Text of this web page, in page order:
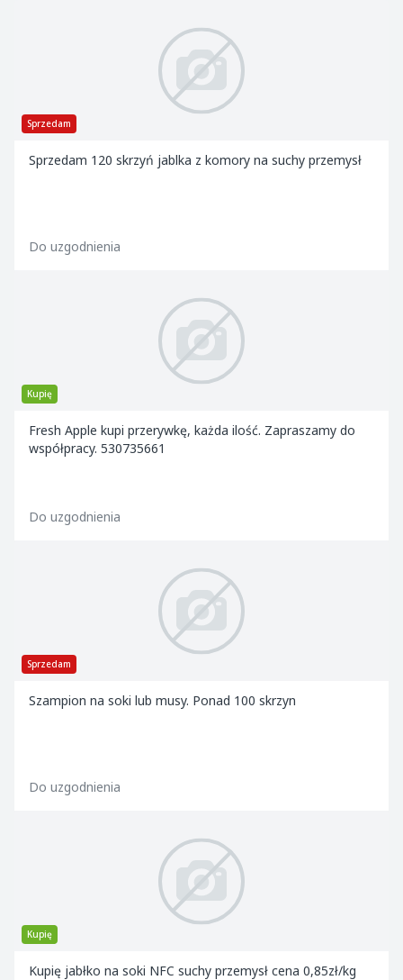
Sprzedam
Sprzedam 120 skrzyń jablka z komory na suchy przemysł
Do uzgodnienia
Kupię
Fresh Apple kupi przerywkę, każda ilość. Zapraszamy do
współpracy. 530735661
Do uzgodnienia
Sprzedam
Szampion na soki lub musy. Ponad 100 skrzyn
Do uzgodnienia
Kupię
Kupię jabłko na soki NFC suchy przemysł cena 0,85zł/kg